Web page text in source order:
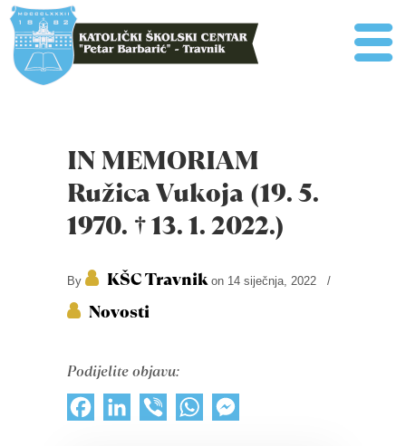
IN MEMORIAM
Ružica Vukoja (19. 5.
1970. † 13. 1. 2022.)
By KŠC Travnikon 14 siječnja, 2022 /
Novosti
Podijelite objavu:
FacebookLinkedInViber WhatsApp